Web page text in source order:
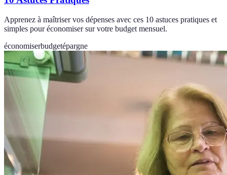
Apprenez à maîtriser vos dépenses avec ces 10 astuces pratiques et
simples pour économiser sur votre budget mensuel.
économiserbudgetépargne